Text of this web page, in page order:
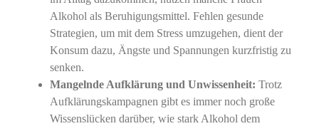
Alkohol als Beruhigungsmittel. Fehlen gesunde
Strategien, um mit dem Stress umzugehen, dient der
Konsum dazu, Ängste und Spannungen kurzfristig zu
senken.
Mangelnde Aufklärung und Unwissenheit: Trotz
Aufklärungskampagnen gibt es immer noch große
Wissenslücken darüber, wie stark Alkohol dem